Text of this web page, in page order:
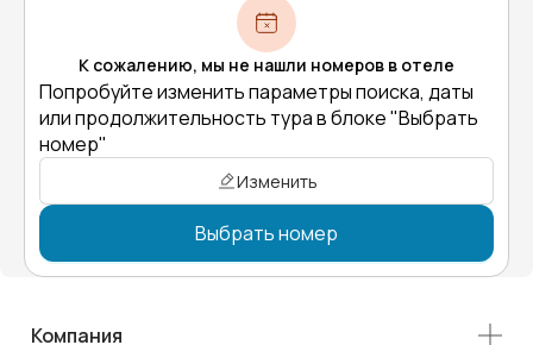
К сожалению, мы не нашли номеров в отеле
Попробуйте изменить параметры поиска, даты
или продолжительность тура в блоке "Выбрать
номер"
Изменить
Выбрать номер
Компания